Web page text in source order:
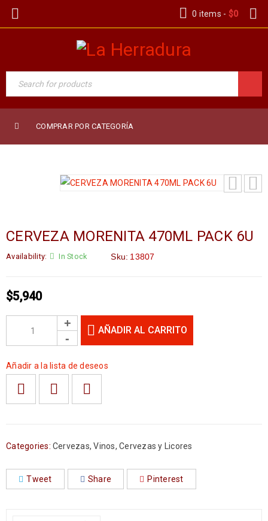
0 items - $0
COMPRAR POR CATEGORÍA
CERVEZA MORENITA 470ML PACK 6U
Availability: In Stock Sku: 13807
$5,940
AÑADIR AL CARRITO
Añadir a la lista de deseos
Categories: Cervezas,Vinos, Cervezas y Licores
Tweet Share Pinterest